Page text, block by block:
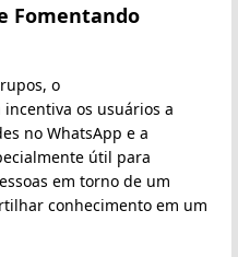
Fomentando
o
os usuários a
no WhatsApp e a
útil para
em torno de um
conhecimento em um